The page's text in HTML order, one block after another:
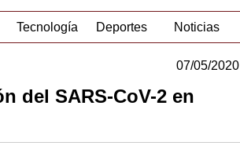
Tecnología Deportes Noticias
07/05/2020
del SARS-CoV-2 en